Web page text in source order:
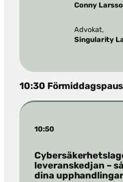
Conny
Advokat,
Singularity
10:30 Förmiddagspaus
10:50
leveranskedjan –
dina